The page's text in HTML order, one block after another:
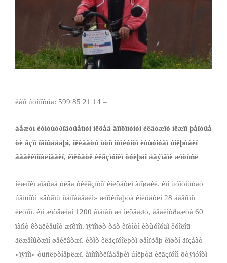
ëàïî úòíïîòûå: 599 85 21 14 –
áåæòì èóíòúòðïäòüåüòì ìëôåä âïîöïíòìòì èêâòæîò íëæïî þåîòûå
òè ãçïì ïãîûåäåþì, îëèåäòú ùòíï ìïóêóíòì èòùóîóäì úíëþòäèï
âåäëèïîïàëíåäèï, èìëôäòë èëãçïóîèï öóèþåî äåýïâïè æïòùñë
íëæïîèï åîàõåä óêâå òèëãçïóîï èìëôäòëì ãïîøåèë. èïí üóîòìüóäò
úåíüîòì «âòãïü ìïáïîàâåäëì» æïõèïîåþòà èìëôäòëì 28 áâåñïíï
èëòïîï. èïì æïõâæíåí 1200 áïäïáìï æï ìëôåäøò, âåäëìòðåæòà 60
ïàïìò êòäëèåüîò æïôïîï. ïÿïîïøò òãò èïòìòì èòùóîóäì êóîëîü
ãëæåîûòæïí øåèëâòæï. èòìò èëãçïóîëþòì øåìïõåþ èïøòí ãïçåàò
«ïÿïîï» òüñëþòíåþëæï. àïíïîïòëíåäåþèï úíëþòä èëãçïóîì õòÿïóîòì